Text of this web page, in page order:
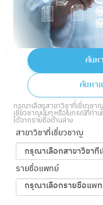
ค้นห
ค้นหา
กรุณาเลือกสาขาวิชาที่เชี่ยวช
เชี่ยวชาญนั้นๆ หรือในกรณีที่ท่า
ได้จากรายชื่อด้านล่าง
สาขาวิชาที่เชี่ยวชาญ
รายชื่อแพทย์